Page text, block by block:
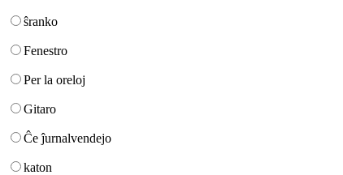
ŝranko
Fenestro
Per la oreloj
Gitaro
Ĉe ĵurnalvendejo
katon